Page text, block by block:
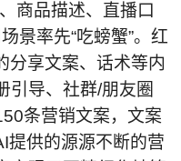
商品描述、直播口
景率先“吃螃蟹”。红
分享文案、话术等内
引导、社群/朋友圈
条营销文案，文案
提供的源源不断的营